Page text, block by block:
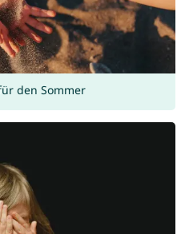
den Sommer